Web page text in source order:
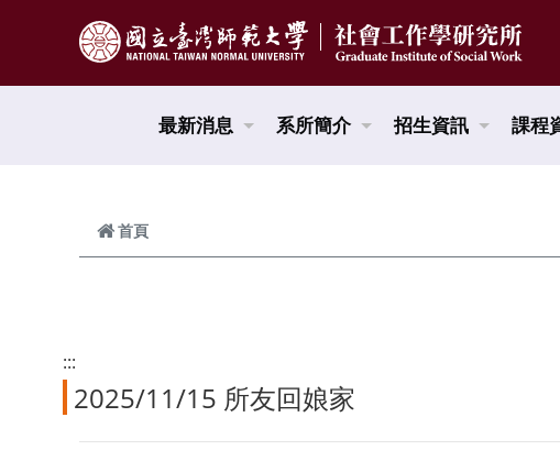
最新消息 系所簡介 招生資訊 課程
首頁
:::
2025/11/15 所友回娘家